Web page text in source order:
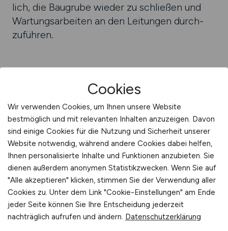
lich, die Bau­grube wieder zu schließen und
War­tungs­arbeiten an den Leitungen durch­
zuführen.
Welche Voraus­setzungen sollte man
für eine Aus­bildung als Rohr­leitungs­
bauer mit­bringen?
Um die Ausbildung zum Rohr­leitungs­bauer
erfolg­reich zu absol­vieren und Freude an der
Arbeit zu haben, ist es von großer Bedeu­tung,
dass man über ein ausge­prägtes Interesse an
den Berei­chen Werken und Technik ver­fügt.
Als Rohr­leitungs­bauer ist ein hohes Maß an
Cookies
Wir verwenden Cookies, um Ihnen unsere Website
bestmöglich und mit relevanten Inhalten anzuzeigen. Davon
sind einige Cookies für die Nutzung und Sicherheit unserer
Website notwendig, während andere Cookies dabei helfen,
Ihnen personalisierte Inhalte und Funktionen anzubieten. Sie
dienen außerdem anonymen Statistikzwecken. Wenn Sie auf
"Alle akzeptieren" klicken, stimmen Sie der Verwendung aller
Cookies zu. Unter dem Link "Cookie-Einstellungen" am Ende
jeder Seite können Sie Ihre Entscheidung jederzeit
nachträglich aufrufen und ändern. Datenschutzerklärung